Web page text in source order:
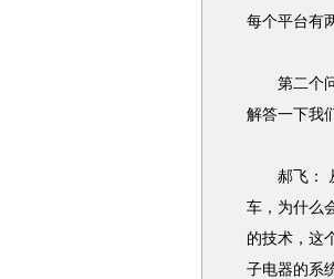
每个平台有
第二个问
解答一下我
郝飞： 从
车，为什么
的技术，这
子电器的系